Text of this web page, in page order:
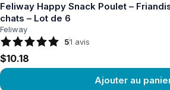
Feliway Happy Snack Poulet –
chats – Lot de 6
Feliway
51 avis
$10.18
Ajouter au